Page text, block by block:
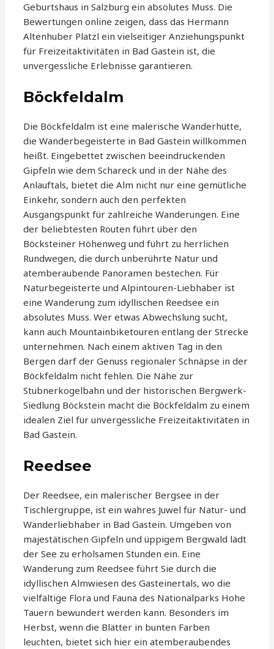
Geburtshaus in Salzburg ein absolutes Muss. Die
Bewertungen online zeigen, dass das Hermann
Altenhuber Platzl ein vielseitiger Anziehungspunkt
für Freizeitaktivitäten in Bad Gastein ist, die
unvergessliche Erlebnisse garantieren.
Böckfeldalm
Die Böckfeldalm ist eine malerische Wanderhütte,
die Wanderbegeisterte in Bad Gastein willkommen
heißt. Eingebettet zwischen beeindruckenden
Gipfeln wie dem Schareck und in der Nähe des
Anlauftals, bietet die Alm nicht nur eine gemütliche
Einkehr, sondern auch den perfekten
Ausgangspunkt für zahlreiche Wanderungen. Eine
der beliebtesten Routen führt über den
Böcksteiner Höhenweg und führt zu herrlichen
Rundwegen, die durch unberührte Natur und
atemberaubende Panoramen bestechen. Für
Naturbegeisterte und Alpintouren-Liebhaber ist
eine Wanderung zum idyllischen Reedsee ein
absolutes Muss. Wer etwas Abwechslung sucht,
kann auch Mountainbiketouren entlang der Strecke
unternehmen. Nach einem aktiven Tag in den
Bergen darf der Genuss regionaler Schnäpse in der
Böckfeldalm nicht fehlen. Die Nähe zur
Stubnerkogelbahn und der historischen Bergwerk-
Siedlung Böckstein macht die Böckfeldalm zu einem
idealen Ziel für unvergessliche Freizeitaktivitäten in
Bad Gastein.
Reedsee
Der Reedsee, ein malerischer Bergsee in der
Tischlergruppe, ist ein wahres Juwel für Natur- und
Wanderliebhaber in Bad Gastein. Umgeben von
majestätischen Gipfeln und üppigem Bergwald lädt
der See zu erholsamen Stunden ein. Eine
Wanderung zum Reedsee führt Sie durch die
idyllischen Almwiesen des Gasteinertals, wo die
vielfältige Flora und Fauna des Nationalparks Hohe
Tauern bewundert werden kann. Besonders im
Herbst, wenn die Blätter in bunten Farben
leuchten, bietet sich hier ein atemberaubendes